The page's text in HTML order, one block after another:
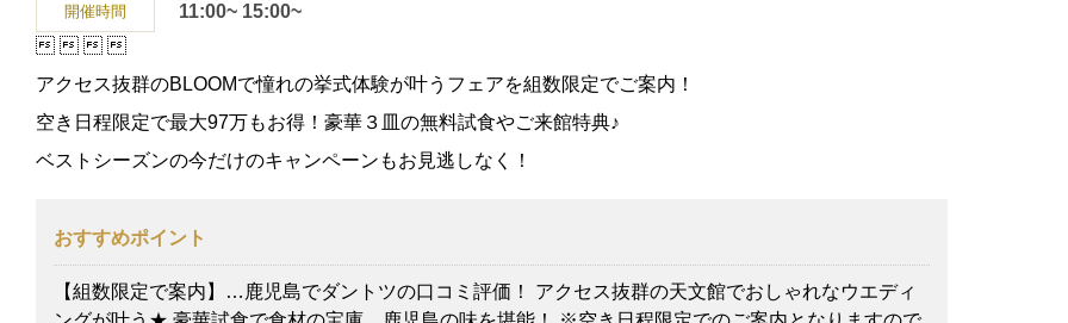
開催時間 11:00~ 15:00~
アクセス抜群のBLOOMで憧れの挙式体験が叶うフェアを組数限定でご案内！
空き日程限定で最大97万もお得！豪華３皿の無料試食やご来館特典♪
ベストシーズンの今だけのキャンペーンもお見逃しなく！
おすすめポイント
【組数限定で案内】…鹿児島でダントツの口コミ評価！ アクセス抜群の天文館でおしゃれなウエディ